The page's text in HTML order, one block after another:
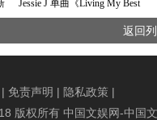
Jessie J 单曲《Living My Best
Life》《No Secrets》不插电版
释出 “No Secrets”同名巡演将
返回
| 免责声明 | 隐私政策 |
版权所有 中国文娱网-中国